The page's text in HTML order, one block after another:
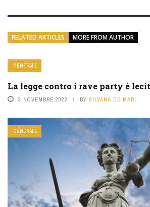
RELATED ARTICLES MORE FROM AUTHOR
GENERALE
La legge contro i rave party è
3 NOVEMBRE 2022 BY SILVANA DE MARI
GENERALE